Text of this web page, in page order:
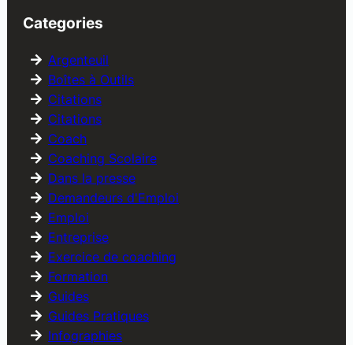
Categories
Argenteuil
Boîtes à Outils
Citations
Citations
Coach
Coaching Scolaire
Dans la presse
Demandeurs d'Emploi
Emploi
Entreprise
Exercice de coaching
Formation
Guides
Guides Pratiques
Infographies